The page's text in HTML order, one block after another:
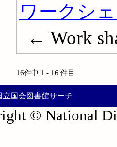
ワークシ
← Work
16件中 1 - 16 件目
立国会図書館サーチ
© National